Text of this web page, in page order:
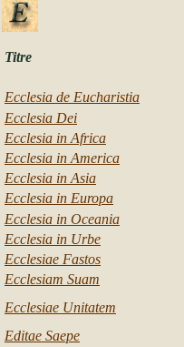
Titre
Ecclesia de Eucharistia
Ecclesia Dei
Ecclesia in Africa
Ecclesia in America
Ecclesia in Asia
Ecclesia in Europa
Ecclesia in Oceania
Ecclesia in Urbe
Ecclesiae Fastos
Ecclesiam Suam
Ecclesiae Unitatem
Editae Saepe